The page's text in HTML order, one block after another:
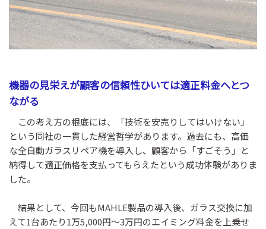
機器の見栄えが顧客の信頼性ひいては適正料金へとつ
ながる
この考え方の根底には、「技術を安売りしてはいけない」
という同社の一貫した経営哲学があります。過去にも、高価
な全自動ガラスリペア機を導入し、顧客から「すごそう」と
納得して適正価格を支払ってもらえたという成功体験がありま
した。
結果として、今回もMAHLE製品の導入後、ガラス交換に加
えて1台あたり1万5,000円〜3万円のエイミング料金を上乗せ